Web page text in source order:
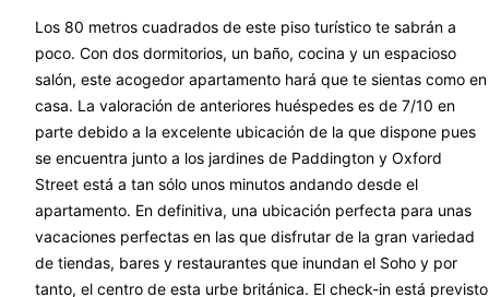
Los 80 metros cuadrados de este piso turístico te sabrán a
poco. Con dos dormitorios, un baño, cocina y un espacioso
salón, este acogedor apartamento hará que te sientas como en
casa. La valoración de anteriores huéspedes es de 7/10 en
parte debido a la excelente ubicación de la que dispone pues
se encuentra junto a los jardines de Paddington y Oxford
Street está a tan sólo unos minutos andando desde el
apartamento. En definitiva, una ubicación perfecta para unas
vacaciones perfectas en las que disfrutar de la gran variedad
de tiendas, bares y restaurantes que inundan el Soho y por
tanto, el centro de esta urbe británica. El check-in está previsto